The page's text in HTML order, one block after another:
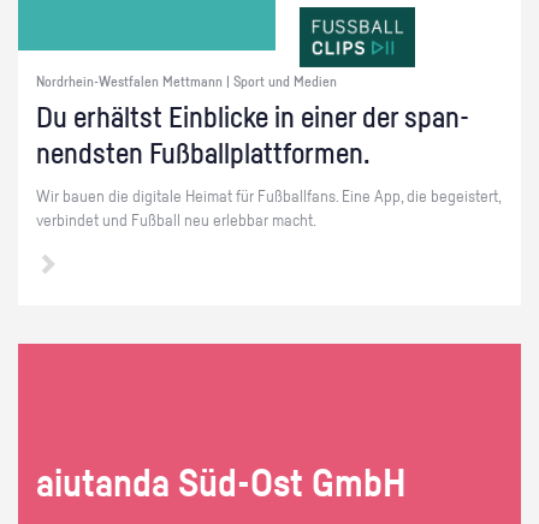
Nordrhein-Westfalen Mettmann | Sport und Medien
Du er­hältst Ein­bli­cke in einer der span­
nends­ten Fuß­ball­platt­for­men.
Wir bauen die di­gi­ta­le Hei­mat für Fuß­ball­fans. Eine App, die be­geis­tert,
ver­bin­det und Fuß­ball neu er­leb­bar macht.
ai­utan­da Süd-Ost GmbH